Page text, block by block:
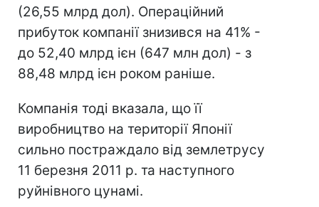
(26,55 млрд дол). Операційний
прибуток компанії знизився на 41% -
до 52,40 млрд ієн (647 млн ​​дол) - з
88,48 млрд ієн роком раніше.
Компанія тоді вказала, що її
виробництво на території Японії
сильно постраждало від землетрусу
11 березня 2011 р. та наступного
руйнівного цунамі.